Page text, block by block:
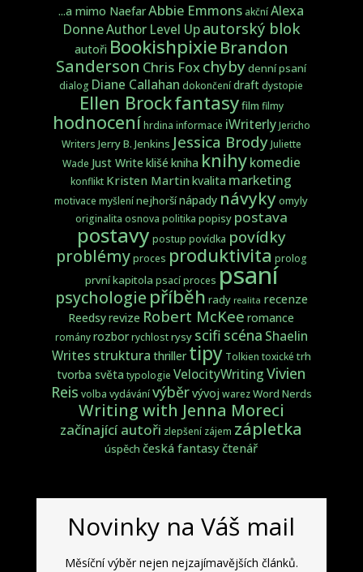
...a mimo NaefarAbbie Emmons akční Alexa
DonneAuthor Level Upautorský blok
autoři BookishpixieBrandon
Sanderson Chris Foxchybydenní psaní
dialog Diane Callahan dokončení draft dystopie
Ellen Brockfantasyfilm filmy
hodnoceníhrdina informace iWriterlyJericho
Writers Jerry B. Jenkins Jessica BrodyJuliette
Wade Just Write klišé kniha knihykomedie
konflikt Kristen Martinkvalita marketing
motivace myšlení nejhoršínápady návyky omyly
originalita osnova politika popisy postava
postavy postup povídka povídky
problémyproces produktivita prolog
první kapitola psací proces psaní
psychologie příběh rady realita recenze
Reedsyrevize Robert McKee romance
rományrozborrychlostrysy scifi scéna Shaelin
Writes struktura thriller tipy Tolkien toxické trh
tvorba světa typologie VelocityWriting Vivien
Reis volba vydávánívýběrvývoj warezWord Nerds
Writing with Jenna Moreci
začínající autoři zlepšení zájem zápletka
úspěch česká fantasyčtenář
Novinky na Váš mail
Měsíční výběr nejen nejzajímavějších článků.